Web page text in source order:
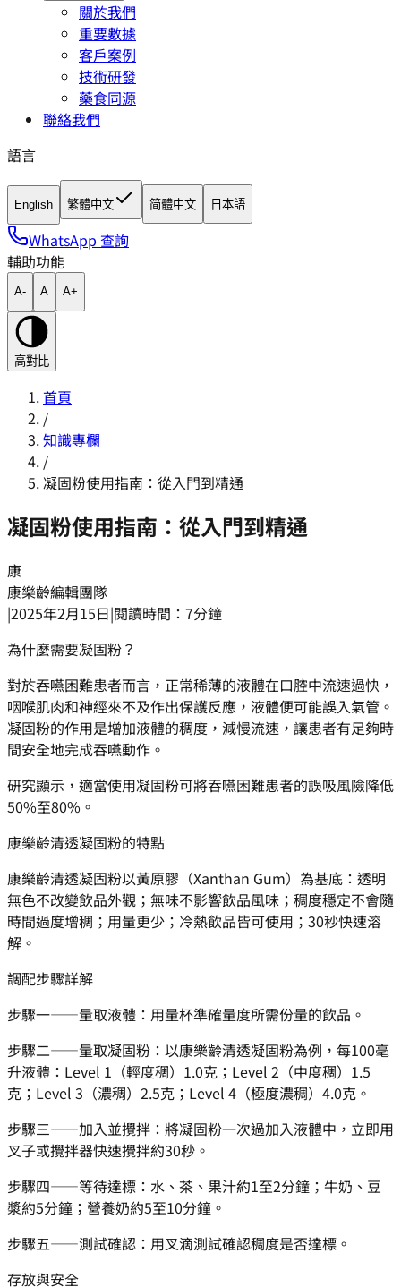
關於我們
重要數據
客戶案例
技術研發
藥食同源
聯絡我們
語言
English 繁體中文 简體中文 日本語
WhatsApp 查詢
輔助功能
A- A A+
高對比
首頁
/
知識專欄
/
凝固粉使用指南：從入門到精通
凝固粉使用指南：從入門到精通
康
康樂齡編輯團隊
|2025年2月15日|閱讀時間：7分鐘
為什麼需要凝固粉？
對於吞嚥困難患者而言，正常稀薄的液體在口腔中流速過快，
咽喉肌肉和神經來不及作出保護反應，液體便可能誤入氣管。
凝固粉的作用是增加液體的稠度，減慢流速，讓患者有足夠時
間安全地完成吞嚥動作。
研究顯示，適當使用凝固粉可將吞嚥困難患者的誤吸風險降低
50%至80%。
康樂齡清透凝固粉的特點
康樂齡清透凝固粉以黃原膠（Xanthan Gum）為基底：透明
無色不改變飲品外觀；無味不影響飲品風味；稠度穩定不會隨
時間過度增稠；用量更少；冷熱飲品皆可使用；30秒快速溶
解。
調配步驟詳解
步驟一——量取液體：用量杯準確量度所需份量的飲品。
步驟二——量取凝固粉：以康樂齡清透凝固粉為例，每100毫
升液體：Level 1（輕度稠）1.0克；Level 2（中度稠）1.5
克；Level 3（濃稠）2.5克；Level 4（極度濃稠）4.0克。
步驟三——加入並攪拌：將凝固粉一次過加入液體中，立即用
叉子或攪拌器快速攪拌約30秒。
步驟四——等待達標：水、茶、果汁約1至2分鐘；牛奶、豆
漿約5分鐘；營養奶約5至10分鐘。
步驟五——測試確認：用叉滴測試確認稠度是否達標。
存放與安全